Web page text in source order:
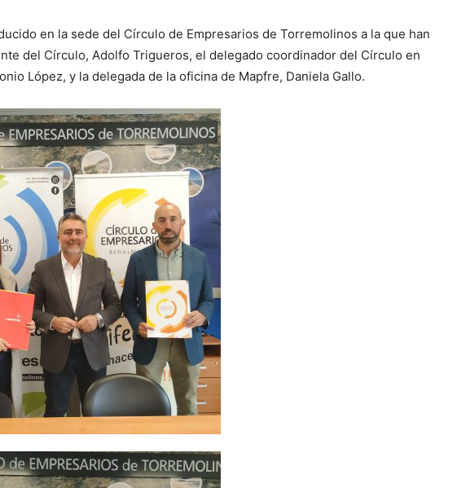
en la sede del Círculo de Empresarios de Torremolinos a la que han
del Círculo, Adolfo Trigueros, el delegado coordinador del Círculo en
López, y la delegada de la oficina de Mapfre, Daniela Gallo.